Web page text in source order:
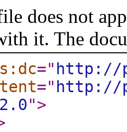
does not
it. The
=" http://
=" http://
2.0">